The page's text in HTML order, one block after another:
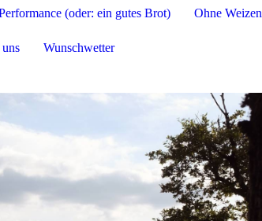
(oder: ein gutes Brot) Ohne Weizen
Wunschwetter